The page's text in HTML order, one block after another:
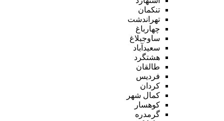
تنکمان
تهراندشت
چهارباغ
ساوجبلاغ
سعیدآباد
هشتگرد
طالقان
فردیس
کردان
کمال شهر
کوهسار
گرمدره